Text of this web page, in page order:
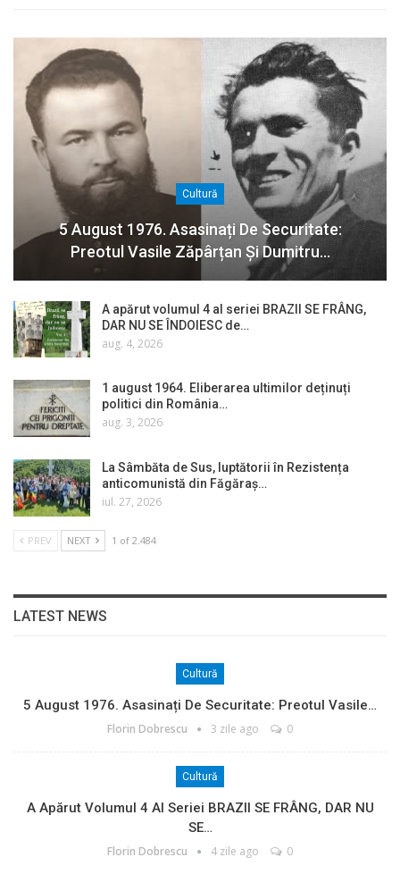
Cultură
5 August 1976. Asasinați De Securitate:
Preotul Vasile Zăpârțan Și Dumitru…
A apărut volumul 4 al seriei BRAZII SE FRÂNG,
DAR NU SE ÎNDOIESC de…
aug. 4, 2026
1 august 1964. Eliberarea ultimilor deținuți
politici din România…
aug. 3, 2026
La Sâmbăta de Sus, luptătorii în Rezistența
anticomunistă din Făgăraș…
iul. 27, 2026
PREV NEXT 1 of 2.484
LATEST NEWS
Cultură
5 August 1976. Asasinați De Securitate: Preotul Vasile…
Florin Dobrescu 3 zile ago 0
Cultură
A Apărut Volumul 4 Al Seriei BRAZII SE FRÂNG, DAR NU
SE…
Florin Dobrescu 4 zile ago 0